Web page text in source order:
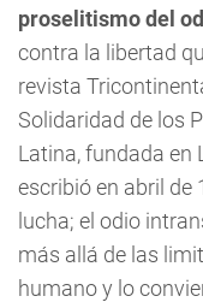
proselitismo del
contra la libertad
revista
Solidaridad de los
Latina, fundada en
escribió en abril de
lucha; el odio
más allá de las
humano y lo